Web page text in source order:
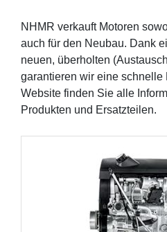
NHMR verkauft Motoren
auch für den Neubau. Dank
neuen, überholten
garantieren wir eine schnelle
Website finden Sie alle
Produkten und Ersatzteilen.